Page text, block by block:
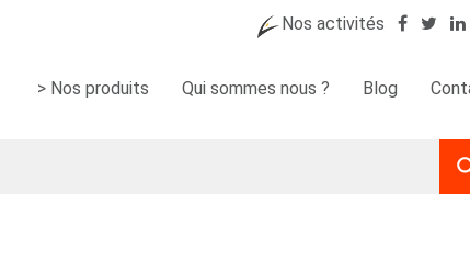
Nos activités
> Nos produits Qui sommes nous ? Blog